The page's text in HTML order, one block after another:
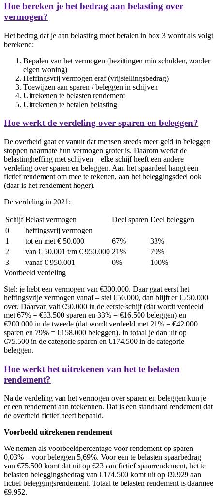
Hoe bereken je het bedrag aan belasting over
vermogen?
Het bedrag dat je aan belasting moet betalen in box 3 wordt als volgt
berekend:
Bepalen van het vermogen (bezittingen min schulden, zonder
eigen woning)
Heffingsvrij vermogen eraf (vrijstellingsbedrag)
Toewijzen aan sparen / beleggen in schijven
Uitrekenen te belasten rendement
Uitrekenen te betalen belasting
Hoe werkt de verdeling over sparen en beleggen?
De overheid gaat er vanuit dat mensen steeds meer geld in beleggen
stoppen naarmate hun vermogen groter is. Daarom werkt de
belastingheffing met schijven – elke schijf heeft een andere
verdeling over sparen en beleggen. Aan het spaardeel hangt een
fictief rendement om mee te rekenen, aan het beleggingsdeel ook
(daar is het rendement hoger).
De verdeling in 2021:
Schijf Belast vermogen Deel sparen Deel beleggen
0
heffingsvrij vermogen
1
tot en met € 50.000 67%
33%
2
van € 50.001 t/m € 950.000 21%
79%
3
vanaf € 950.001 0%
100%
Voorbeeld verdeling
Stel: je hebt een vermogen van €300.000. Daar gaat eerst het
heffingsvrije vermogen vanaf – stel €50.000, dan blijft er €250.000
over. Daarvan valt €50.000 in de eerste schijf (dat wordt verdeeld
met 67% = €33.500 sparen en 33% = €16.500 beleggen) en
€200.000 in de tweede (dat wordt verdeeld met 21% = €42.000
sparen en 79% = €158.000 beleggen). In totaal je dan uit op
€75.500 in de categorie sparen en €174.500 in de categorie
beleggen.
Hoe werkt het uitrekenen van het te belasten
rendement?
Na de verdeling van het vermogen over sparen en beleggen kun je
er een rendement aan toekennen. Dat is een standaard rendement dat
de overheid fictief heeft bepaald.
Voorbeeld uitrekenen rendement
We nemen als voorbeeldpercentage voor rendement op sparen
0,03% – voor beleggen 5,69%. Voor een te belasten spaarbedrag
van €75.500 komt dat uit op €23 aan fictief spaarrendement, het te
belasten beleggingsbedrag van €174.500 komt uit op €9.929 aan
fictief beleggingsrendement. Totaal te belasten rendement is daarmee
€9.952.